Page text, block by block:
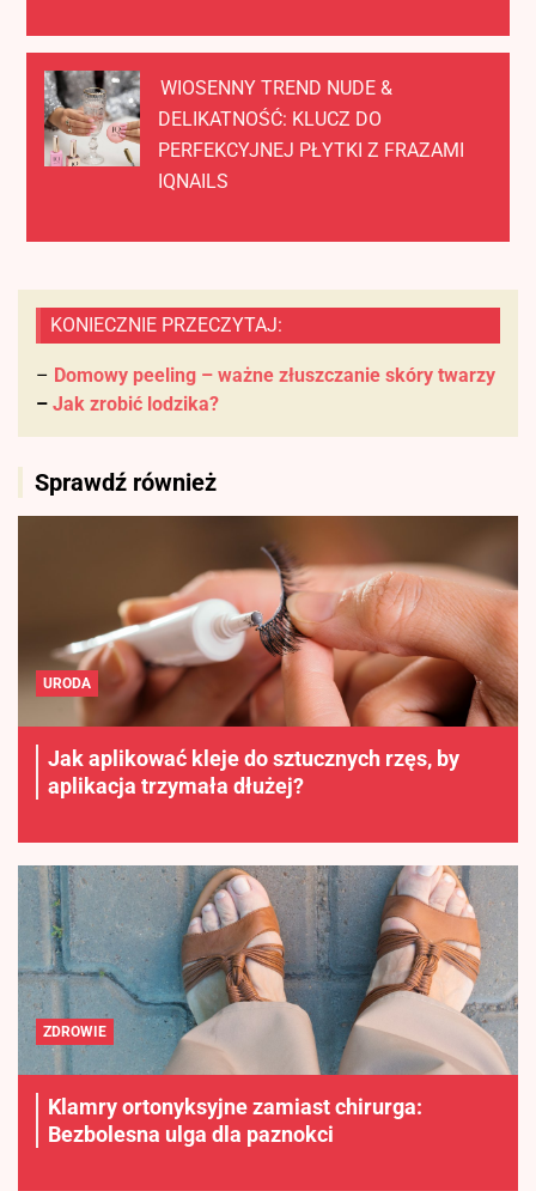
WIOSENNY TREND NUDE &
DELIKATNOŚĆ: KLUCZ DO
PERFEKCYJNEJ PŁYTKI Z FRAZAMI
IQNAILS
KONIECZNIE PRZECZYTAJ:
– Domowy peeling – ważne złuszczanie skóry twarzy
– Jak zrobić lodzika?
Sprawdź również
URODA
Jak aplikować kleje do sztucznych rzęs, by
aplikacja trzymała dłużej?
ZDROWIE
Klamry ortonyksyjne zamiast chirurga:
Bezbolesna ulga dla paznokci